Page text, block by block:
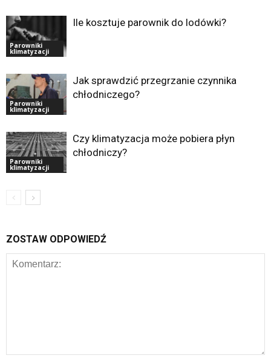
Parowniki
klimatyzacji
Ile kosztuje parownik do lodówki?
Parowniki
klimatyzacji
Jak sprawdzić przegrzanie czynnika
chłodniczego?
Parowniki
klimatyzacji
Czy klimatyzacja może pobiera płyn
chłodniczy?
ZOSTAW ODPOWIEDŹ